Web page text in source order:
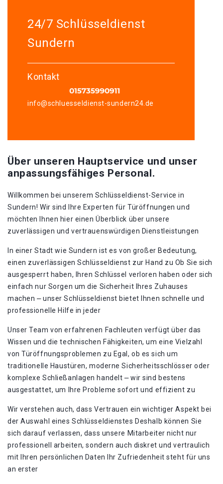
24/7 Schlüsseldienst
Sundern
Kontakt
info@schluesseldienst-sundern24.de
Über unseren Hauptservice und unser
anpassungsfähiges Personal.
Willkommen bei unserem Schlüsseldienst-Service in
Sundern!​ Wir sind Ihre Experten für Türöffnungen und
möchten Ihnen hier einen Überblick über unsere
zuverlässigen und vertrauenswürdigen Dienstleistungen
In einer Stadt wie Sundern ist es von großer Bedeutung,
einen zuverlässigen Schlüsseldienst zur Hand zu Ob Sie sich
ausgesperrt haben, Ihren Schlüssel verloren haben oder sich
einfach nur Sorgen um die Sicherheit Ihres Zuhauses
machen ⎼ unser Schlüsseldienst bietet Ihnen schnelle und
professionelle Hilfe in jeder
Unser Team von erfahrenen Fachleuten verfügt über das
Wissen und die technischen Fähigkeiten, um eine Vielzahl
von Türöffnungsproblemen zu Egal, ob es sich um
traditionelle Haustüren, moderne Sicherheitsschlösser oder
komplexe Schließanlagen handelt ⎼ wir sind bestens
ausgestattet, um Ihre Probleme sofort und effizient zu
Wir verstehen auch, dass Vertrauen ein wichtiger Aspekt bei
der Auswahl eines Schlüsseldienstes Deshalb können Sie
sich darauf verlassen, dass unsere Mitarbeiter nicht nur
professionell arbeiten, sondern auch diskret und vertraulich
mit Ihren persönlichen Daten Ihr Zufriedenheit steht für uns
an erster